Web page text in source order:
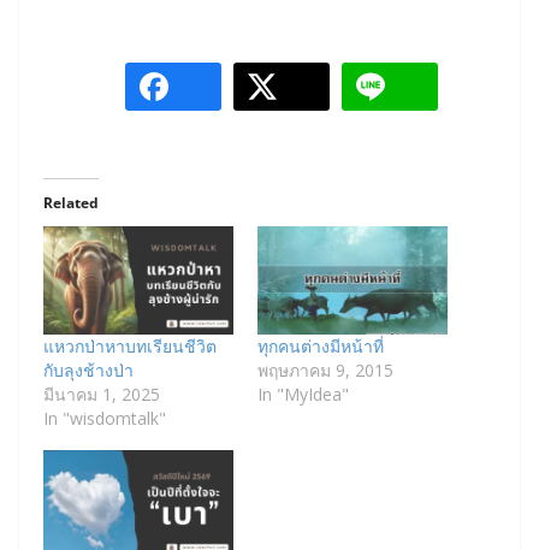
Related
แหวกป่าหาบทเรียนชีวิต
กับลุงช้างป่า
มีนาคม 1, 2025
In "wisdomtalk"
ทุกคนต่างมีหน้าที่
พฤษภาคม 9, 2015
In "MyIdea"